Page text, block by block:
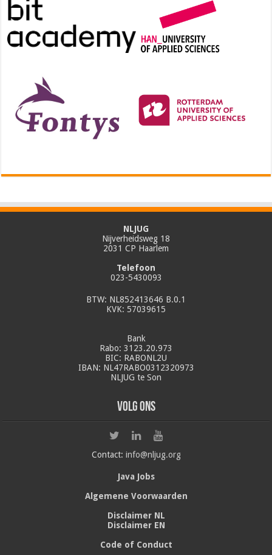
NLJUG
Nijverheidsweg 18
2031 CP Haarlem
Telefoon
023-5430093
BTW: NL852413646 B.0.1
KVK: 57039615
Bank
Rabo: 3123.20.973
BIC: RABONL2U
IBAN: NL47RABO0312320973
NLJUG te Son
Volg ons
Contact: info@nljug.org
Java Jobs
Algemene Voorwaarden
Disclaimer NL
Disclaimer EN
Code of Conduct